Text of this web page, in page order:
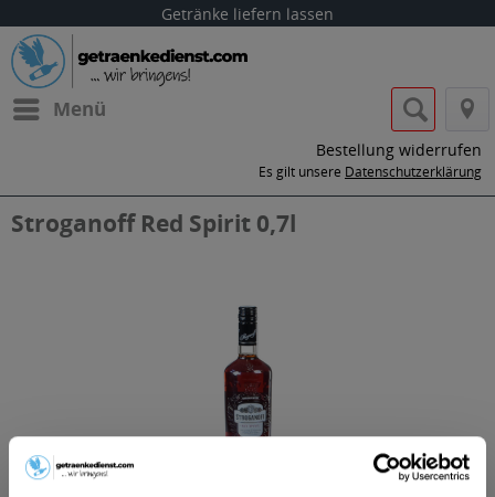
Getränke liefern lassen
Menü
Bestellung widerrufen
Es gilt unsere Datenschutzerklärung
Stroganoff Red Spirit 0,7l